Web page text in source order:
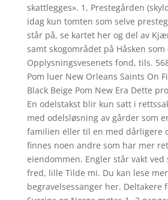
skattlegges». 1, Prestegården
idag kun tomten som selve
står på, se kartet her og del av
samt skogområdet på Håsken som
Opplysningsvesenets fond, tils.
Pom luer New Orleans Saints On
Black Beige Pom New Era Dette
En odelstakst blir kun satt i
med odelsløsning av gårder som
familien eller til en med dårligere
finnes noen andre som har mer
eiendommen. Engler står vakt ved
fred, lille Tilde mi. Du kan lese
begravelsessanger her. Deltakere